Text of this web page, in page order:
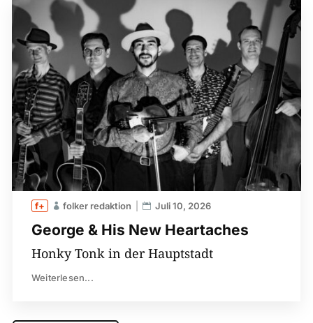
George & His New Heartaches
folker redaktion Juli 10, 2026
Honky Tonk in der Hauptstadt
Weiterlesen...